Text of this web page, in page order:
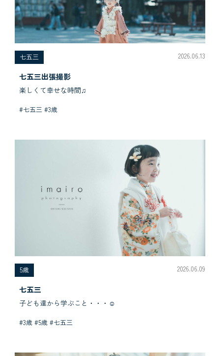
七五三 2026.06.13
七五三出張撮影
楽しくて幸せな時間♫
#七五三 #3歳
5歳 2026.06.09
七五三
子ども達から学ぶこと・・・☺︎
#3歳 #5歳 #七五三